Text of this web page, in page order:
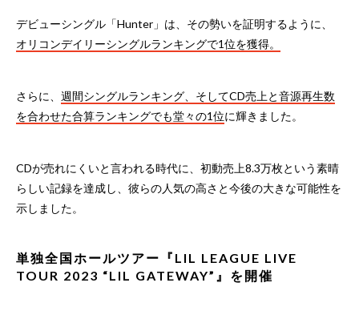
デビューシングル「Hunter」は、その勢いを証明するように、
オリコンデイリーシングルランキングで1位を獲得。
さらに、 週間シングルランキング、そしてCD売上と音源再生数
を合わせた合算ランキングでも堂々の1位に輝きました。
CDが売れにくいと言われる時代に、初動売上8.3万枚という素晴
らしい記録を達成し、彼らの人気の高さと今後の大きな可能性を
示しました。
単独全国ホールツアー『LIL LEAGUE LIVE
TOUR 2023 “LIL GATEWAY”』を開催